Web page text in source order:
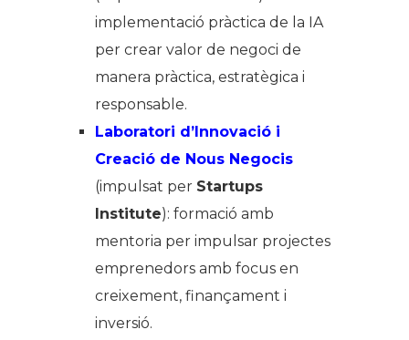
implementació pràctica de la IA
per crear valor de negoci de
manera pràctica, estratègica i
responsable.
Laboratori d’Innovació i
Creació de Nous Negocis
(impulsat per Startups
Institute): formació amb
mentoria per impulsar projectes
emprenedors amb focus en
creixement, finançament i
inversió.